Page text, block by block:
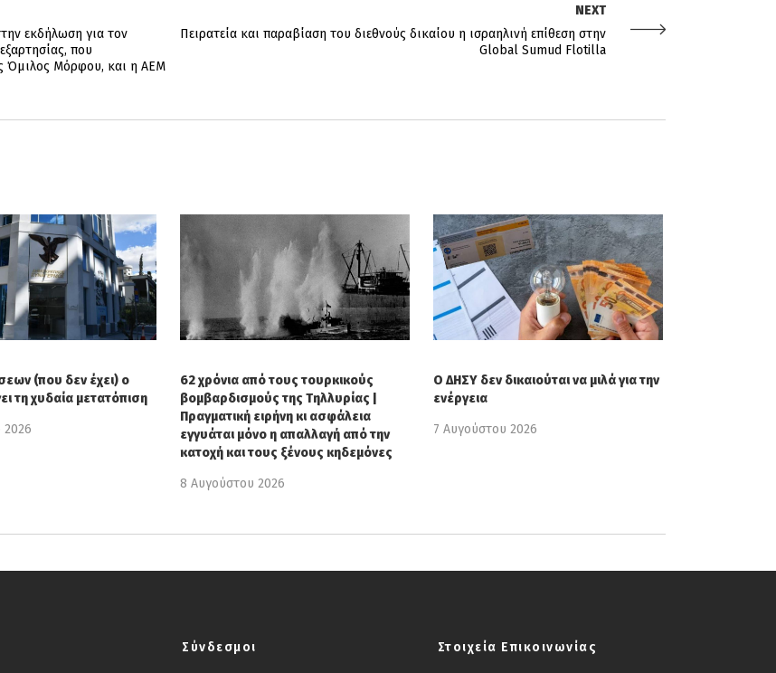
εκδήλωση για τον
που
Όμιλος Μόρφου, και η ΑΕΜ
NEXT
Πειρατεία και παραβίαση του διεθνούς δικαίου η ισραηλινή επίθεση στην
Global Sumud Flotilla
(που δεν έχει) ο
τη χυδαία μετατόπιση
2026
62 χρόνια από τους τουρκικούς
βομβαρδισμούς της Τηλλυρίας |
Πραγματική ειρήνη κι ασφάλεια
εγγυάται μόνο η απαλλαγή από την
κατοχή και τους ξένους κηδεμόνες
8 Αυγούστου 2026
Ο ΔΗΣΥ δεν δικαιούται να μιλά για την
ενέργεια
7 Αυγούστου 2026
Σύνδεσμοι Στοιχεία Επικοινωνίας